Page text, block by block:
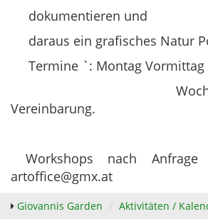
dokumentieren und
daraus ein grafisches Natur
Termine `: Montag Vormittag
Wochenende
Vereinbarung.
Workshops nach
artoffice@gmx.at
Giovannis Garden Aktivitäten /